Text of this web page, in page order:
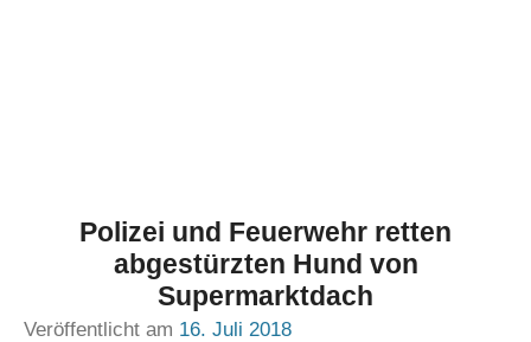
Polizei und Feuerwehr retten
abgestürzten Hund von
Supermarktdach
Veröffentlicht am 16. Juli 2018